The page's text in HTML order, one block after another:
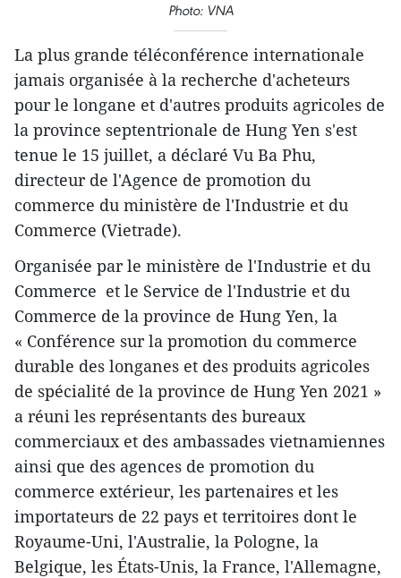
Photo: VNA
La plus grande téléconférence internationale
jamais organisée à la recherche d'acheteurs
pour le longane et d'autres produits agricoles de
la province septentrionale de Hung Yen s'est
tenue le 15 juillet, a déclaré Vu Ba Phu,
directeur de l'Agence de promotion du
commerce du ministère de l'Industrie et du
Commerce (Vietrade).
Organisée par le ministère de l'Industrie et du
Commerce et le Service de l'Industrie et du
Commerce de la province de Hung Yen, la
« Conférence sur la promotion du commerce
durable des longanes et des produits agricoles
de spécialité de la province de Hung Yen 2021 »
a réuni les représentants des bureaux
commerciaux et des ambassades vietnamiennes
ainsi que des agences de promotion du
commerce extérieur, les partenaires et les
importateurs de 22 pays et territoires dont le
Royaume-Uni, l'Australie, la Pologne, la
Belgique, les États-Unis, la France, l'Allemagne,